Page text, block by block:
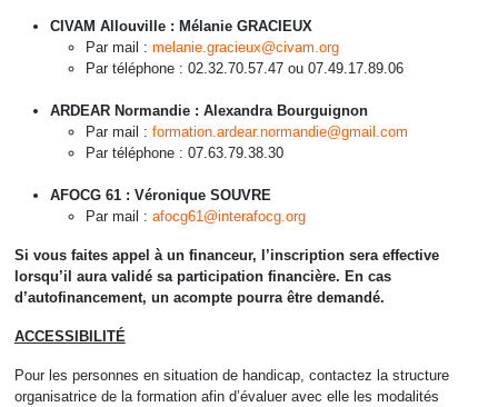
CIVAM Allouville : Mélanie GRACIEUX
Par mail : melanie.gracieux@civam.org
Par téléphone : 02.32.70.57.47 ou 07.49.17.89.06
ARDEAR Normandie : Alexandra Bourguignon
Par mail : formation.ardear.normandie@gmail.com
Par téléphone : 07.63.79.38.30
AFOCG 61 : Véronique SOUVRE
Par mail : afocg61@interafocg.org
Si vous faites appel à un financeur, l’inscription sera effective
lorsqu’il aura validé sa participation financière. En cas
d’autofinancement, un acompte pourra être demandé.
ACCESSIBILITÉ
Pour les personnes en situation de handicap, contactez la structure
organisatrice de la formation afin d’évaluer avec elle les modalités